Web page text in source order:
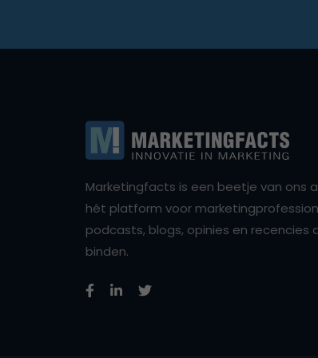
Marketingfacts is een beetje van ons
hét platform voor
podcasts, blogs, opinies en
binden.